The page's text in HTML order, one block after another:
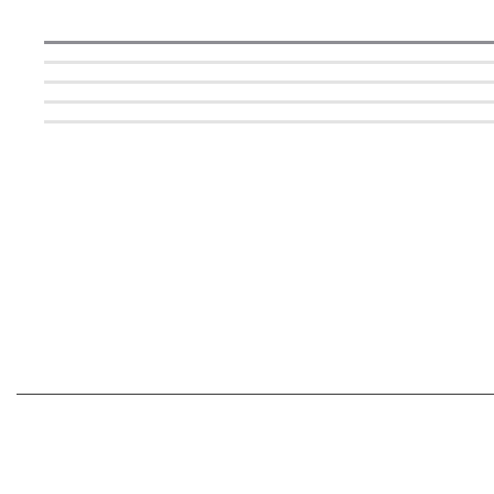
استفاده‌ی منظم از این اپلیکیشن فواید زیادی برای کاربران به همراه دارد. تمرینات تنفسی باعث کاهش اضطراب، افزایش تمرکز، بهبود کیفیت خواب و حتی بهبود عملکرد فیزیکی می‌شود.یکی دیگر از مزایای مهم BreatheIn این است که به دلیل طراحی